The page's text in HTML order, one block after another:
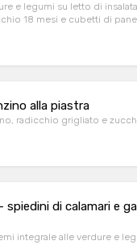
e legumi su letto di
18 mesi e cubetti di
alla piastra
radicchio grigliato e
spiedini di calamari e
integrale alle verdure e